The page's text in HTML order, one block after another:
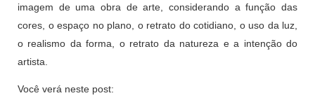
imagem de uma obra de arte, considerando a função das
cores, o espaço no plano, o retrato do cotidiano, o uso da luz,
o realismo da forma, o retrato da natureza e a intenção do
artista.
Você verá neste post: